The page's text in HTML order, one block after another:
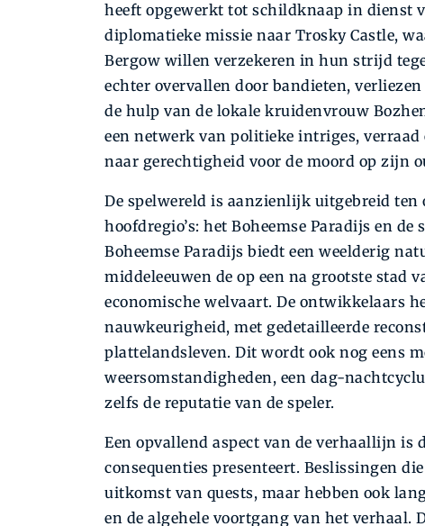
heeft opgewerkt tot schildknaap in dienst
diplomatieke missie naar Trosky Castle,
Bergow willen verzekeren in hun strijd
echter overvallen door bandieten,
de hulp van de lokale kruidenvrouw
een netwerk van politieke intriges,
naar gerechtigheid voor de moord op zijn
De spelwereld is aanzienlijk uitgebreid
hoofdregio’s: het Boheemse Paradijs en
Boheemse Paradijs biedt een weelderig
middeleeuwen de op een na grootste stad
economische welvaart. De ontwikkelaars
nauwkeurigheid, met gedetailleerde
plattelandsleven. Dit wordt ook nog eens
weersomstandigheden, een dag-
zelfs de reputatie van de speler.
Een opvallend aspect van de verhaallijn is
consequenties presenteert. Beslissingen
uitkomst van quests, maar hebben ook
en de algehele voortgang van het verhaal.